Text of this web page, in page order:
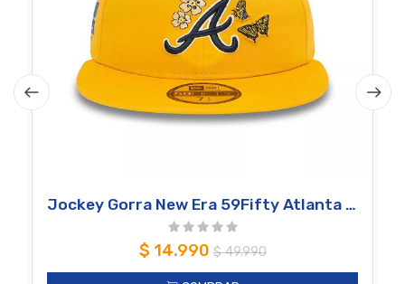
Jockey Gorra New Era 59Fifty Atlanta Braves MLB Seasonal Flower Dark Yellow
$ 14.990 $49.990